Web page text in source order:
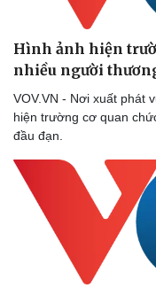
Doanh nghiệp
Thông tin doanh nghiệp
Doanh nghiệp 24h
Doanh nhân
Vì cộng đồng
Hình ảnh hiện
nhiều người
VOV.VN - Nơi xuất phát
hiện trường cơ quan
đầu đạn.